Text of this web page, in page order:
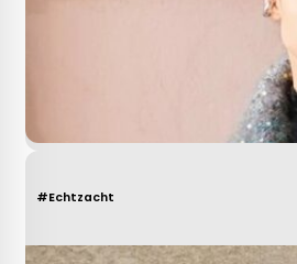
#Echtzacht